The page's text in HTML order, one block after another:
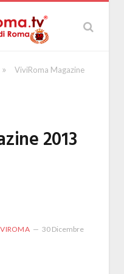
»
ViviRoma Magazine
2013
30 Dicembre